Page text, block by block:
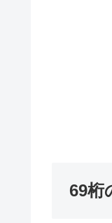
69桁